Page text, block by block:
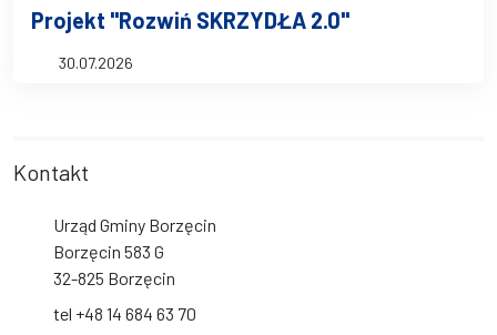
Projekt "Rozwiń SKRZYDŁA 2.0"
30.07.2026
Kontakt
Urząd Gminy Borzęcin
Borzęcin 583 G
32-825 Borzęcin
tel +48 14 684 63 70